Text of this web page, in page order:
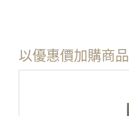
以優惠價加購商品